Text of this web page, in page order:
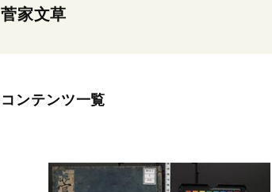
菅家文草
コンテンツ一覧